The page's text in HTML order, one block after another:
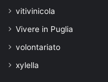
vitivinicola
Vivere in Puglia
volontariato
xylella